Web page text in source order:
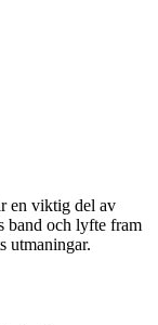
en viktig del av
band och lyfte fram
utmaningar.